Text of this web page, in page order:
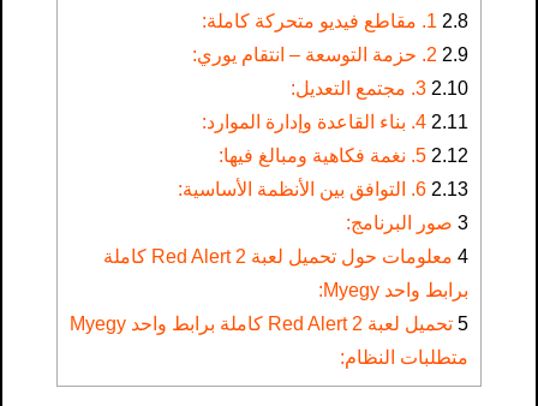
2.8
2.9
2.10
2.11
2.12
2.13
3 صور البرنامج:
4
معلومات حول تحميل لعبة Red Alert 2 كاملة
برابط واحد Myegy:
5
تحميل لعبة Red Alert 2 كاملة برابط واحد Myegy
متطلبات النظام: